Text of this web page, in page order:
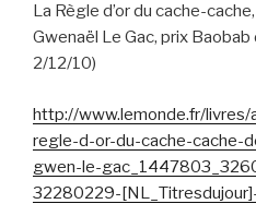
La Règle d’or du cache-
Gwenaël Le Gac, prix Baobab
2/12/10)
http://www.lemonde.fr/
regle-d-or-du-cache-cache-
gwen-le-
32280229-